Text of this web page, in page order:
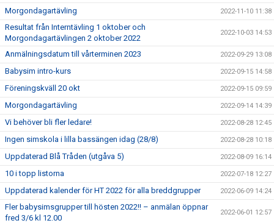
Morgondagartävling 2022-11-10 11:38
Resultat från Interntävling 1 oktober och
Morgondagartävlingen 2 oktober 2022
2022-10-03 14:53
Anmälningsdatum till vårterminen 2023 2022-09-29 13:08
Babysim intro-kurs 2022-09-15 14:58
Föreningskväll 20 okt 2022-09-15 09:59
Morgondagartävling 2022-09-14 14:39
Vi behöver bli fler ledare! 2022-08-28 12:45
Ingen simskola i lilla bassängen idag (28/8) 2022-08-28 10:18
Uppdaterad Blå Tråden (utgåva 5) 2022-08-09 16:14
10 i topp listorna 2022-07-18 12:27
Uppdaterad kalender för HT 2022 för alla breddgrupper 2022-06-09 14:24
Fler babysimsgrupper till hösten 2022!! – anmälan öppnar
fred 3/6 kl 12.00
2022-06-01 12:57